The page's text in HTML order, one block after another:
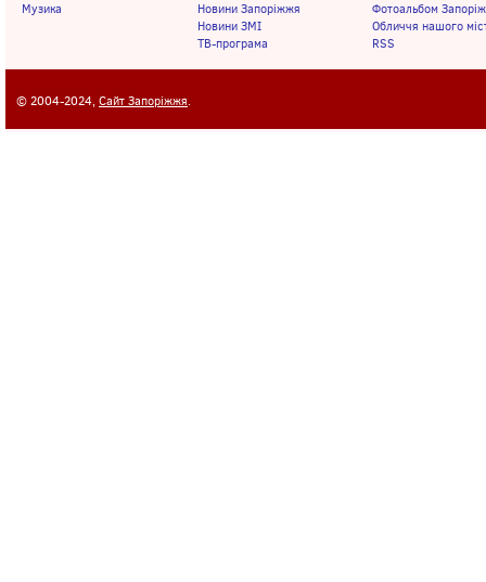
Музика
Новини Запоріжжя
Новини ЗМІ
ТВ-програма
Фотоальбом
Обличчя нашого
RSS
© 2004-2024, Сайт Запоріжжя.